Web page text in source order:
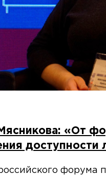
«От
доступности
форума